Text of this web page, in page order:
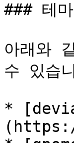
### 테마
아래와
수 있습
*